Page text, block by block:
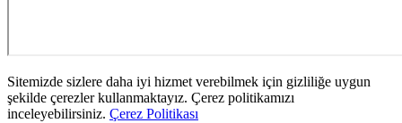
Sitemizde sizlere daha iyi hizmet verebilmek için gizliliğe uygun
şekilde çerezler kullanmaktayız. Çerez politikamızı
inceleyebilirsiniz. Çerez Politikası